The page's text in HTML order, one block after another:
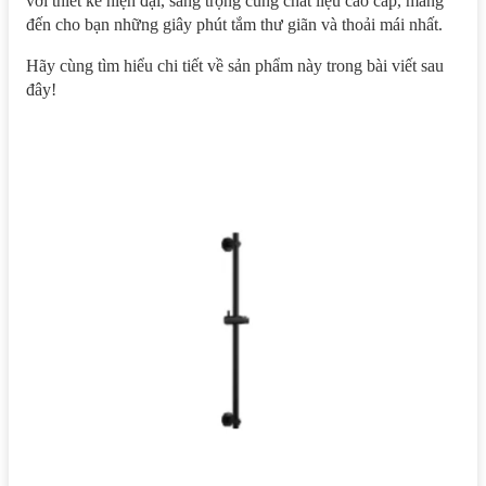
đến cho bạn những giây phút tắm thư giãn và thoải mái nhất.
Hãy cùng tìm hiểu chi tiết về sản phẩm này trong bài viết sau
đây!